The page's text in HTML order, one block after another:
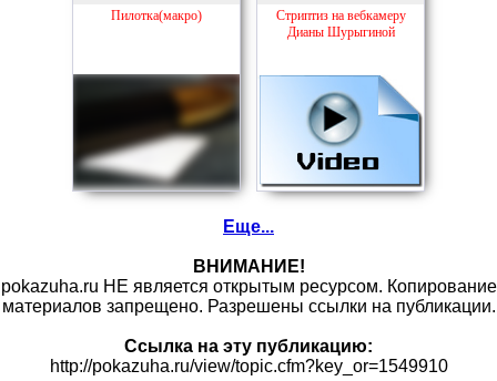
Пилотка(макро)
Стриптиз на вебкамеру
Дианы Шурыгиной
Еще...
ВНИМАНИЕ!
pokazuha.ru НЕ является открытым ресурсом. Копирование
материалов запрещено. Разрешены ссылки на публикации.
Ссылка на эту публикацию:
http://pokazuha.ru/view/topic.cfm?key_or=1549910